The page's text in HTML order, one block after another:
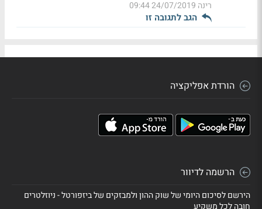
רינה 24/07/2019 09:44
הגב לתגובה זו
הורדת אפליקציה
הרשמה לדיוור
הירשם לסיכום היומי של שוק ההון ולמבזקים של ביזפורטל - ניוזלטרים
חובה לכל משקיע